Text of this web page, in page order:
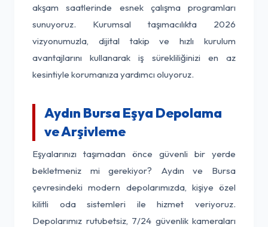
akşam saatlerinde esnek çalışma programları
sunuyoruz. Kurumsal taşımacılıkta 2026
vizyonumuzla, dijital takip ve hızlı kurulum
avantajlarını kullanarak iş sürekliliğinizi en az
kesintiyle korumanıza yardımcı oluyoruz.
Aydın Bursa Eşya Depolama
ve Arşivleme
Eşyalarınızı taşımadan önce güvenli bir yerde
bekletmeniz mi gerekiyor? Aydın ve Bursa
çevresindeki modern depolarımızda, kişiye özel
kilitli oda sistemleri ile hizmet veriyoruz.
Depolarımız rutubetsiz, 7/24 güvenlik kameraları